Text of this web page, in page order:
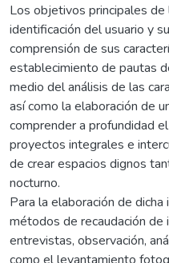
Los objetivos principales de
identificación del usuario y
comprensión de sus
establecimiento de pautas
medio del análisis de las
así como la elaboración de
comprender a profundidad
proyectos integrales e
de crear espacios dignos
nocturno.
Para la elaboración de
métodos de recaudación de
entrevistas, observación,